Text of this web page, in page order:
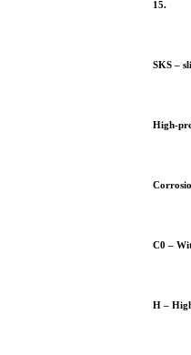
15.
SKS –
High-
C0 –
H –